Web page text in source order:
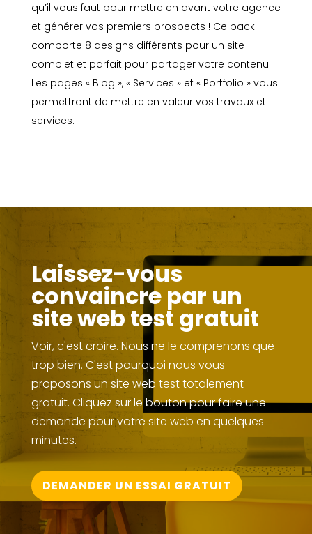
qu’il vous faut pour mettre en avant votre agence
et générer vos premiers prospects ! Ce pack
comporte 8 designs différents pour un site
complet et parfait pour partager votre contenu.
Les pages « Blog », « Services » et « Portfolio » vous
permettront de mettre en valeur vos travaux et
services.
Laissez-vous
convaincre par un
site web test gratuit
Voir, c'est croire. Nous ne le comprenons que
trop bien. C'est pourquoi nous vous
proposons un site web test totalement
gratuit. Cliquez sur le bouton pour faire une
demande pour votre site web en quelques
minutes.
DEMANDER UN ESSAI GRATUIT